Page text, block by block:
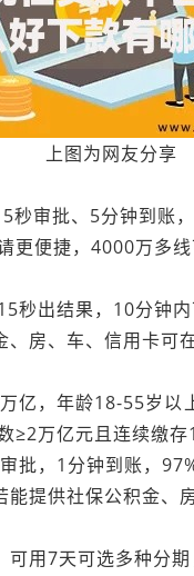
上图为网友分享
审批、5分钟到账
更便捷，4000万多
秒出结果，10分钟内
房、车、信用卡可
亿，年龄18-55岁以
万亿元且连续缴存
批，1分钟到账，
提供社保公积金、
用7天可选多种分